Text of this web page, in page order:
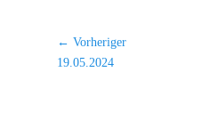
Beitragsnavigation
← Vorheriger
Vorheriger
19.05.2024